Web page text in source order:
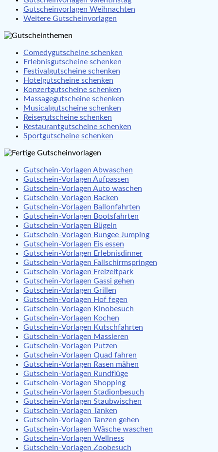
Gutscheinvorlagen Weihnachten
Weitere Gutscheinvorlagen
Comedygutscheine schenken
Erlebnisgutscheine schenken
Festivalgutscheine schenken
Hotelgutscheine schenken
Konzertgutscheine schenken
Massagegutscheine schenken
Musicalgutscheine schenken
Reisegutscheine schenken
Restaurantgutscheine schenken
Sportgutscheine schenken
Gutschein-Vorlagen Abwaschen
Gutschein-Vorlagen Aufpassen
Gutschein-Vorlagen Auto waschen
Gutschein-Vorlagen Backen
Gutschein-Vorlagen Ballonfahrten
Gutschein-Vorlagen Bootsfahrten
Gutschein-Vorlagen Bügeln
Gutschein-Vorlagen Bungee Jumping
Gutschein-Vorlagen Eis essen
Gutschein-Vorlagen Erlebnisdinner
Gutschein-Vorlagen Fallschirmspringen
Gutschein-Vorlagen Freizeitpark
Gutschein-Vorlagen Gassi gehen
Gutschein-Vorlagen Grillen
Gutschein-Vorlagen Hof fegen
Gutschein-Vorlagen Kinobesuch
Gutschein-Vorlagen Kochen
Gutschein-Vorlagen Kutschfahrten
Gutschein-Vorlagen Massieren
Gutschein-Vorlagen Putzen
Gutschein-Vorlagen Quad fahren
Gutschein-Vorlagen Rasen mähen
Gutschein-Vorlagen Rundflüge
Gutschein-Vorlagen Shopping
Gutschein-Vorlagen Stadionbesuch
Gutschein-Vorlagen Staubwischen
Gutschein-Vorlagen Tanken
Gutschein-Vorlagen Tanzen gehen
Gutschein-Vorlagen Wäsche waschen
Gutschein-Vorlagen Wellness
Gutschein-Vorlagen Zoobesuch